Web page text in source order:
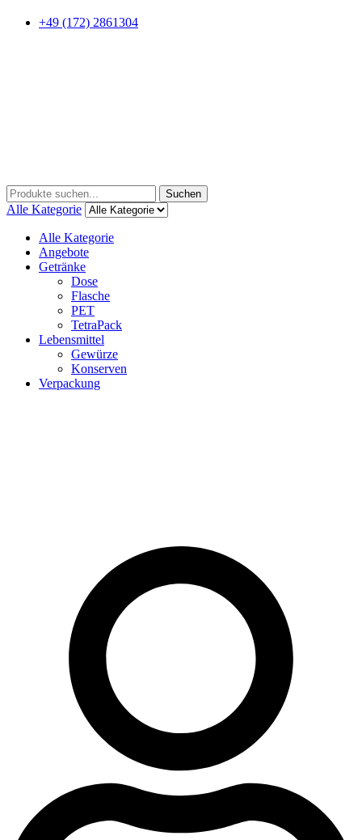
+49 (172) 2861304
Menu
Suchen
nach:
Suchen
Alle Kategorie
Alle Kategorie
Angebote
Getränke
Dose
Flasche
PET
TetraPack
Lebensmittel
Gewürze
Konserven
Verpackung